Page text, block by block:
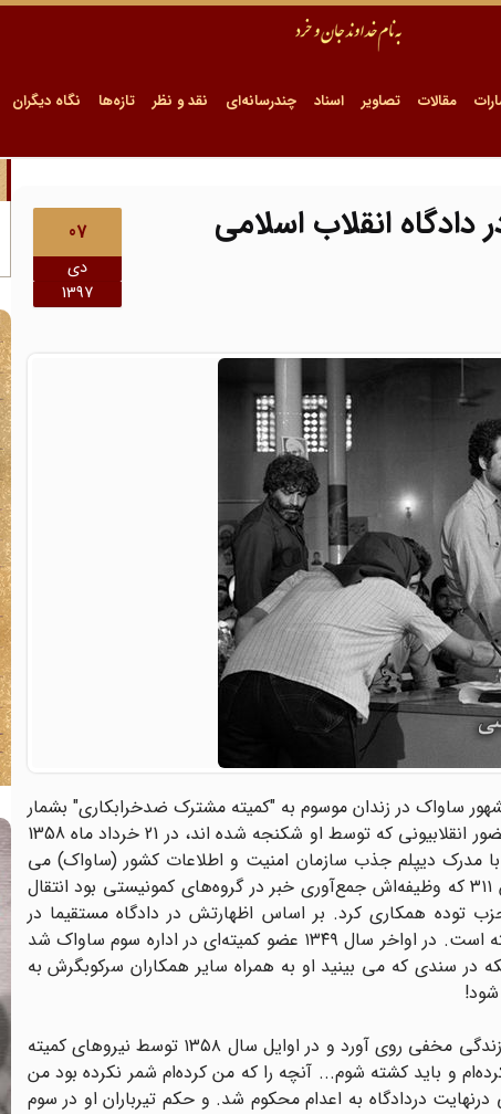
مقالات تصاویر اسناد چندرسانه‌ای نقد و نظر تازه‌ها نگاه دیگران
07
دی
1397
انقلاب اسلامی
تهران یکی از شکنجه گران مشهور ساواک در زندان موسوم به "کمیته مشترک ضدخرابکاری" بشمار
می رود . عکسی که مشاهده می کنید مربوط به دادگاه تهرانی است که باحضور انقلابیونی که توسط او شکنجه شده اند، در 21 خرداد ماه 1358
برگزار شد. بر اساس اسناد باقی مانده درساواک ، نادری پور در سال ۱۳۴۶ با مدرک دیپلم جذب سازمان امنیت و اطلاعات کشور (ساواک) می
شود. مدتی در ادارات بایگانی و فیش مشغول به کار بود و سپس به بخش ۳۱۱ که وظیفه‌اش جمع‌آوری خبر در گروه‌های کمونیستی بود انتقال
توده همکاری کرد. بر اساس اظهارتش در دادگاه مستقیما در
دستگیری و شکنجه بسیاری از مبارزان ضد حکومت شاه نقش مستقیم داشته است. در اواخر سال ۱۳۴۹ عضو کمیته‌ای در اداره سوم ساواک شد
در سندی که می بینید او به همراه سایر همکاران سرکوبگرش به
با پیروزی انقلاب اسلامی در ایران در بهمن سال ۱۳۵۷ ، نادری پور مدتی به زندگی مخفی روی آورد و در اوایل سال ۱۳۵۸ توسط نیروهای کمیته
و باید کشته شوم... آنچه را که من کرده‌ام شمر نکرده بود من
دردادگاه به اعدام محکوم شد. و حکم تیرباران او در سوم